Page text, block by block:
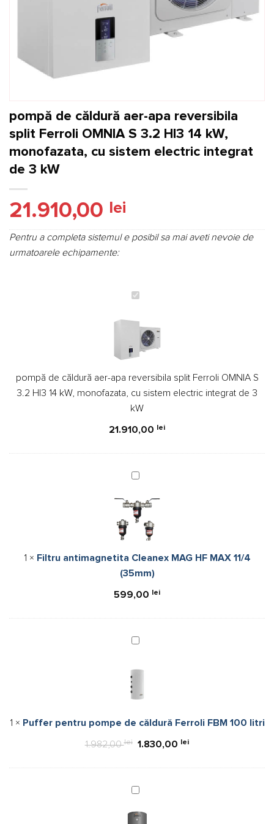
pompă de căldură aer-apa reversibila
split Ferroli OMNIA S 3.2 HI3 14 kW,
monofazata, cu sistem electric integrat
de 3 kW
21.910,00 lei
Pentru a completa sistemul e posibil sa mai aveti nevoie de
urmatoarele echipamente:
pompă
căldură
aer-
apa
split
Ferroli
OMNIA
3.2
kW,
cu
sistem
electric
de
3
kW
pompă de căldură aer-apa reversibila split Ferroli OMNIA S
3.2 HI3 14 kW, monofazata, cu sistem electric integrat de 3
kW
21.910,00 lei
Filtru
Cleanex
MAG
11/4
(35mm)
1 × Filtru antimagnetita Cleanex MAG HF MAX 11/4
(35mm)
599,00 lei
Puffer
pompe
de
căldură
FBM
100
1 × Puffer pentru pompe de căldură Ferroli FBM 100 litri
1.982,00lei
Prețul
fost:
1.830,00 leiPrețul
Boiler
cu